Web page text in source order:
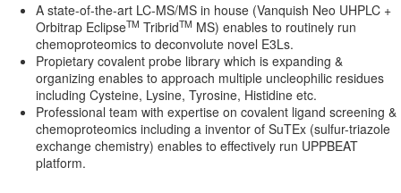
A state-of-the-art LC-MS/MS in house (Vanquish Neo UHPLC +
Orbitrap EclipseTM TribridTM MS) enables to routinely run
chemoproteomics to deconvolute novel E3Ls.
Propietary covalent probe library which is expanding &
organizing enables to approach multiple uncleophilic residues
including Cysteine, Lysine, Tyrosine, Histidine etc.
Professional team with expertise on covalent ligand screening &
chemoproteomics including a inventor of SuTEx (sulfur-triazole
exchange chemistry) enables to effectively run UPPBEAT
platform.